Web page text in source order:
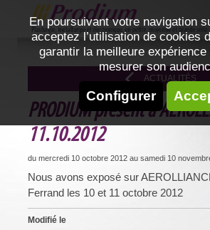
En poursuivant votre navigation
acceptez l’utilisation de cookies
garantir la meilleure
mesurer son
Configurer
ACTUALITÉS
PRODIUM présent à
11.10.2012
du mercredi 10 octobre 2012 au samedi 10
Nous avons exposé sur
Ferrand les 10 et 11 octobre 2012
Modifié le